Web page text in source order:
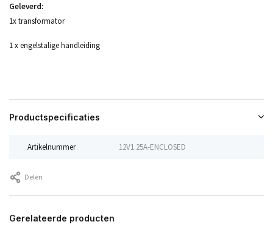
Geleverd:
1x transformator
1 x engelstalige handleiding
Productspecificaties
Artikelnummer 12V1.25A-ENCLOSED
Delen
Gerelateerde producten